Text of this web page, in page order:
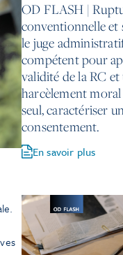
OD FLASH |
conventionnelle et
le juge
compétent pour
validité de la RC
harcèlement
seul, caractériser
consentement.
En savoir plus